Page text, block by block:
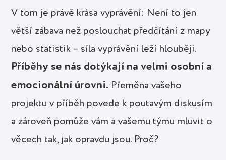
V tom je právě krása vyprávění: Není to jen
větší zábava než poslouchat předčítání z mapy
nebo statistik – síla vyprávění leží hlouběji.
Příběhy se nás dotýkají na velmi osobní a
emocionální úrovni. Přeměna vašeho
projektu v příběh povede k poutavým diskusím
a zároveň pomůže vám a vašemu týmu mluvit o
věcech tak, jak opravdu jsou. Proč?